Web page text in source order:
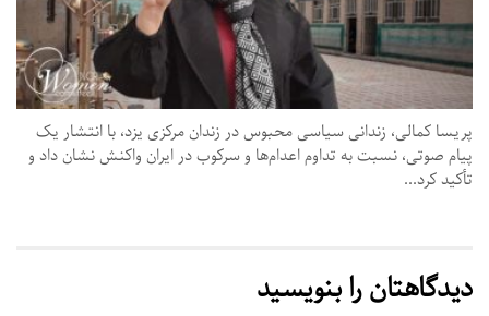
پریسا کمالی، زندانی سیاسی محبوس در زندان مرکزی یزد، با انتشار یک
پیام صوتی، نسبت به تداوم اعدام‌ها و سرکوب در ایران واکنش نشان داد و
تأکید کرد...
دیدگاهتان را بنویسید